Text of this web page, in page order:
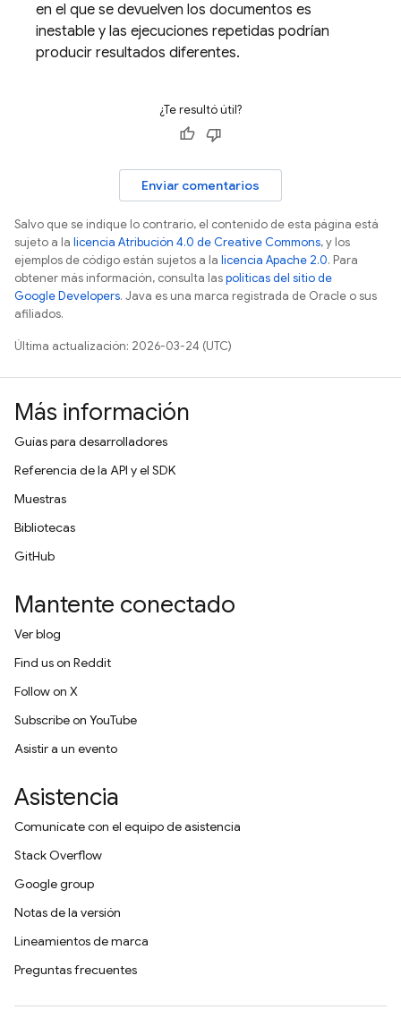
en el que se devuelven los documentos es
inestable y las ejecuciones repetidas podrían
producir resultados diferentes.
¿Te resultó útil?
Enviar comentarios
Salvo que se indique lo contrario, el contenido de esta página está
sujeto a la licencia Atribución 4.0 de Creative Commons, y los
ejemplos de código están sujetos a la licencia Apache 2.0. Para
obtener más información, consulta laspolíticas del sitio de
Google Developers. Java es una marca registrada de Oracle o sus
afiliados.
Última actualización: 2026-03-24 (UTC)
Más información
Guías para desarrolladores
Referencia de la API y el SDK
Muestras
Bibliotecas
GitHub
Mantente conectado
Ver blog
Find us on Reddit
Follow on X
Subscribe on YouTube
Asistir a un evento
Asistencia
Comunícate con el equipo de asistencia
Stack Overflow
Google group
Notas de la versión
Lineamientos de marca
Preguntas frecuentes